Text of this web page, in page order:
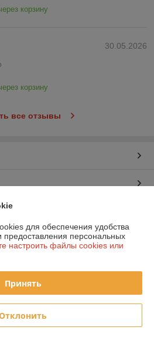
корзину
30.05.2026
корзину
все отзывы
Deal.by
для обеспечения удобства
предоставления персональных
настроить файлы cookies или
Принять